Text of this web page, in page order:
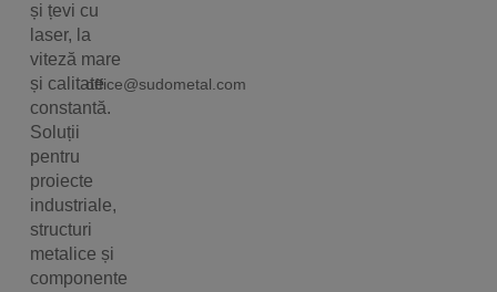
office@sudometal.com